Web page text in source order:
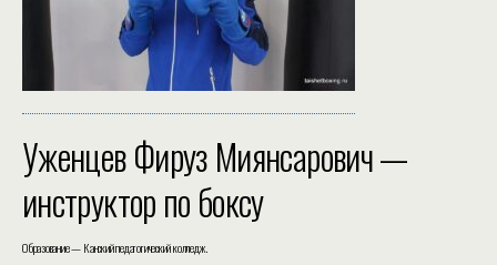
Уженцев Фируз Миянсарович —
инструктор по боксу
Образование — Канский педагогический колледж.